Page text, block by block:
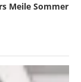
Meile Sommer